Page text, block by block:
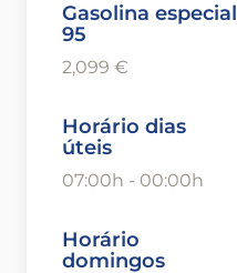
Gasolina especial
95
2,099 €
Horário dias
úteis
07:00h - 00:00h
Horário
domingos